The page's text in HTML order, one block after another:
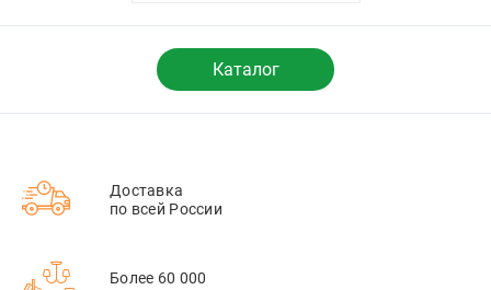
Каталог
Доставка
по всей России
Более 60 000